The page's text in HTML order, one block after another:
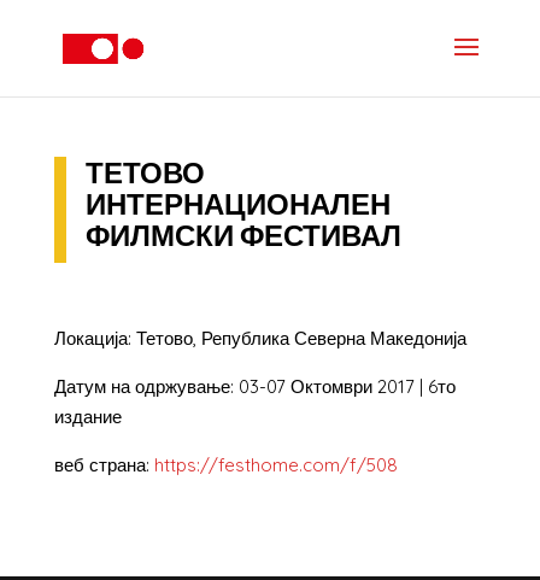
ТЕТОВО
ИНТЕРНАЦИОНАЛЕН
ФИЛМСКИ ФЕСТИВАЛ
Локација: Тетово, Република Северна Македонија
Датум на одржување: 03-07 Октомври 2017 | 6то
издание
веб страна: https://festhome.com/f/508